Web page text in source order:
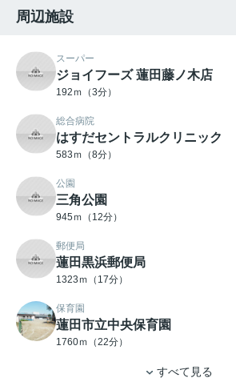
周辺施設
スーパー
ジョイフーズ 蓮田藤ノ木店
192ｍ（3分）
総合病院
はすだセントラルクリニック
583ｍ（8分）
公園
三角公園
945ｍ（12分）
郵便局
蓮田黒浜郵便局
1323ｍ（17分）
保育園
蓮田市立中央保育園
1760ｍ（22分）
すべて見る